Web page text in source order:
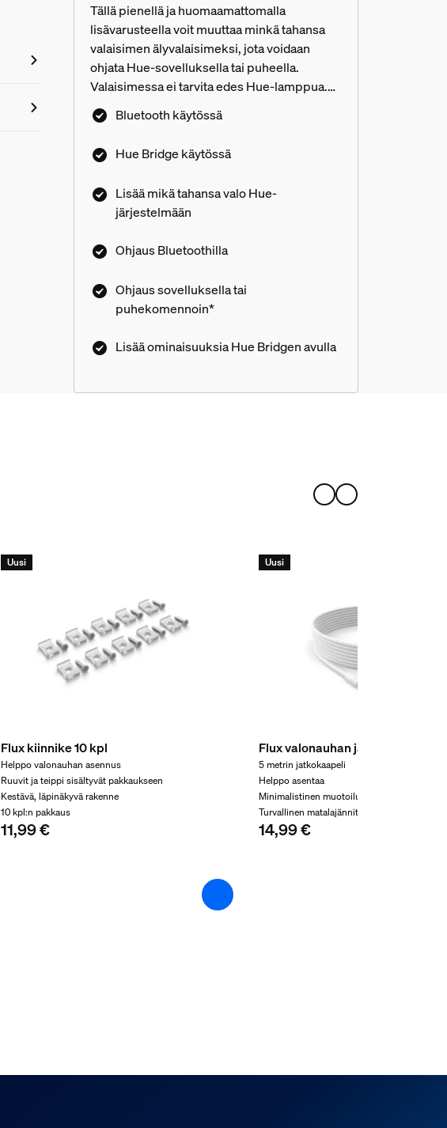
Tällä pienellä ja huomaamattomalla
lisävarusteella voit muuttaa minkä tahansa
valaisimen älyvalaisimeksi, jota voidaan
ohjata Hue-sovelluksella tai puheella.
Valaisimessa ei tarvita edes Hue-lamppua.
Käytä Bluetooth-yhteyttä valaisimen välitöntä
ohjausta varten tai muodosta yhteys Hue-
ominaisuuksia.
Bluetooth käytössä
Hue Bridge käytössä
Lisää mikä tahansa valo Hue-
järjestelmään
Ohjaus Bluetoothilla
Ohjaus sovelluksella tai
puhekomennoin*
Lisää ominaisuuksia Hue Bridgen avulla
Uusi
Flux kiinnike 10 kpl
Helppo valonauhan asennus
Ruuvit ja teippi sisältyvät pakkaukseen
Kestävä, läpinäkyvä rakenne
10 kpl:n pakkaus
11,99 €
Uusi
Flux valonauhan jatkokaapeli 5
5 metrin jatkokaapeli
Helppo asentaa
Minimalistinen muotoilu
Turvallinen matalajännitteinen ratkaisu
14,99 €